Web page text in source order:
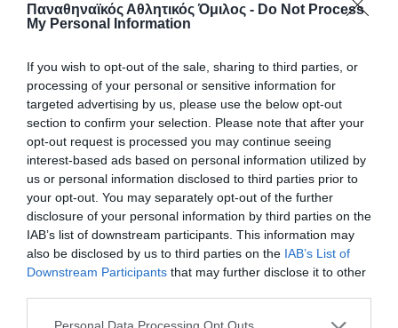
Παναθηναϊκός Αθλητικός Όμιλος - Do Not Process
My Personal Information
If you wish to opt-out of the sale, sharing to third parties, or
processing of your personal or sensitive information for
targeted advertising by us, please use the below opt-out
section to confirm your selection. Please note that after your
opt-out request is processed you may continue seeing
interest-based ads based on personal information utilized by
us or personal information disclosed to third parties prior to
your opt-out. You may separately opt-out of the further
disclosure of your personal information by third parties on the
IAB’s list of downstream participants. This information may
also be disclosed by us to third parties on the IAB’s List of
Downstream Participants that may further disclose it to other
Please note that this website/app uses one or more Google
«τριφύλλια»
με 1-0 έχοντας στη σύνθεση της , τις Καλοκαιρινού και
Νάνου του Παναθηναϊκού.
15.04.2026 ΑΚΑΔΗΜΙΑ ΠΟΔΟΣΦΑΙΡΟΥ ΓΥΝΑΙΚΩΝ